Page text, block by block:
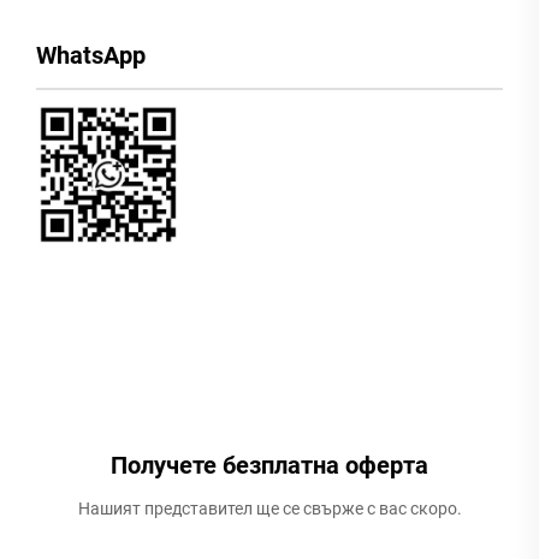
WhatsApp
Получете безплатна оферта
Нашият представител ще се свърже с вас скоро.